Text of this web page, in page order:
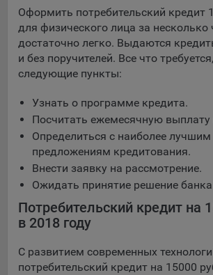
Компании, которым мы поручаем
данной цели:
Яндекса рекламная сеть (Yandex Mobile
сервис показа контекстной рекламы.
Google Ads - сервис показа
предоставляемый компанией Google
Сохранить мои
Сохранить по
Оформить потребительский кредит
для физического лица за несколько
достаточно легко. Выдаются
и без поручителей. Все что
следующие пункты:
Узнать о программе кредита.
Посчитать ежемесячную выплату
Определиться с наиболее лучшим
предложениям кредитования.
Внести заявку на рассмотрение.
Ожидать принятие решение
Потребительский кредит на
в 2018 году
С развитием современных
потребительский кредит на 15000